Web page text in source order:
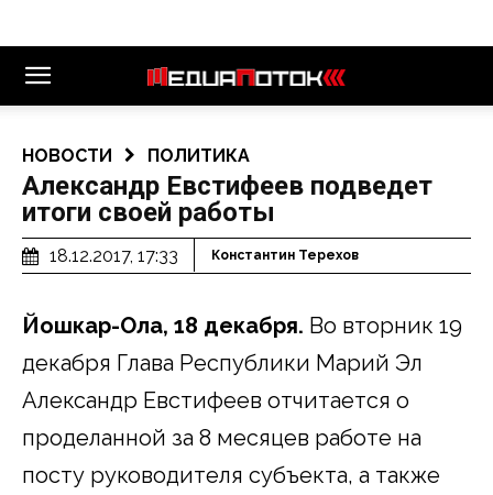
НОВОСТИ ПОЛИТИКА
Александр Евстифеев подведет
итоги своей работы
18.12.2017, 17:33 Константин Терехов
Йошкар-Ола, 18 декабря. Во вторник 19
декабря Глава Республики Марий Эл
Александр Евстифеев отчитается о
проделанной за 8 месяцев работе на
посту руководителя субъекта, а также